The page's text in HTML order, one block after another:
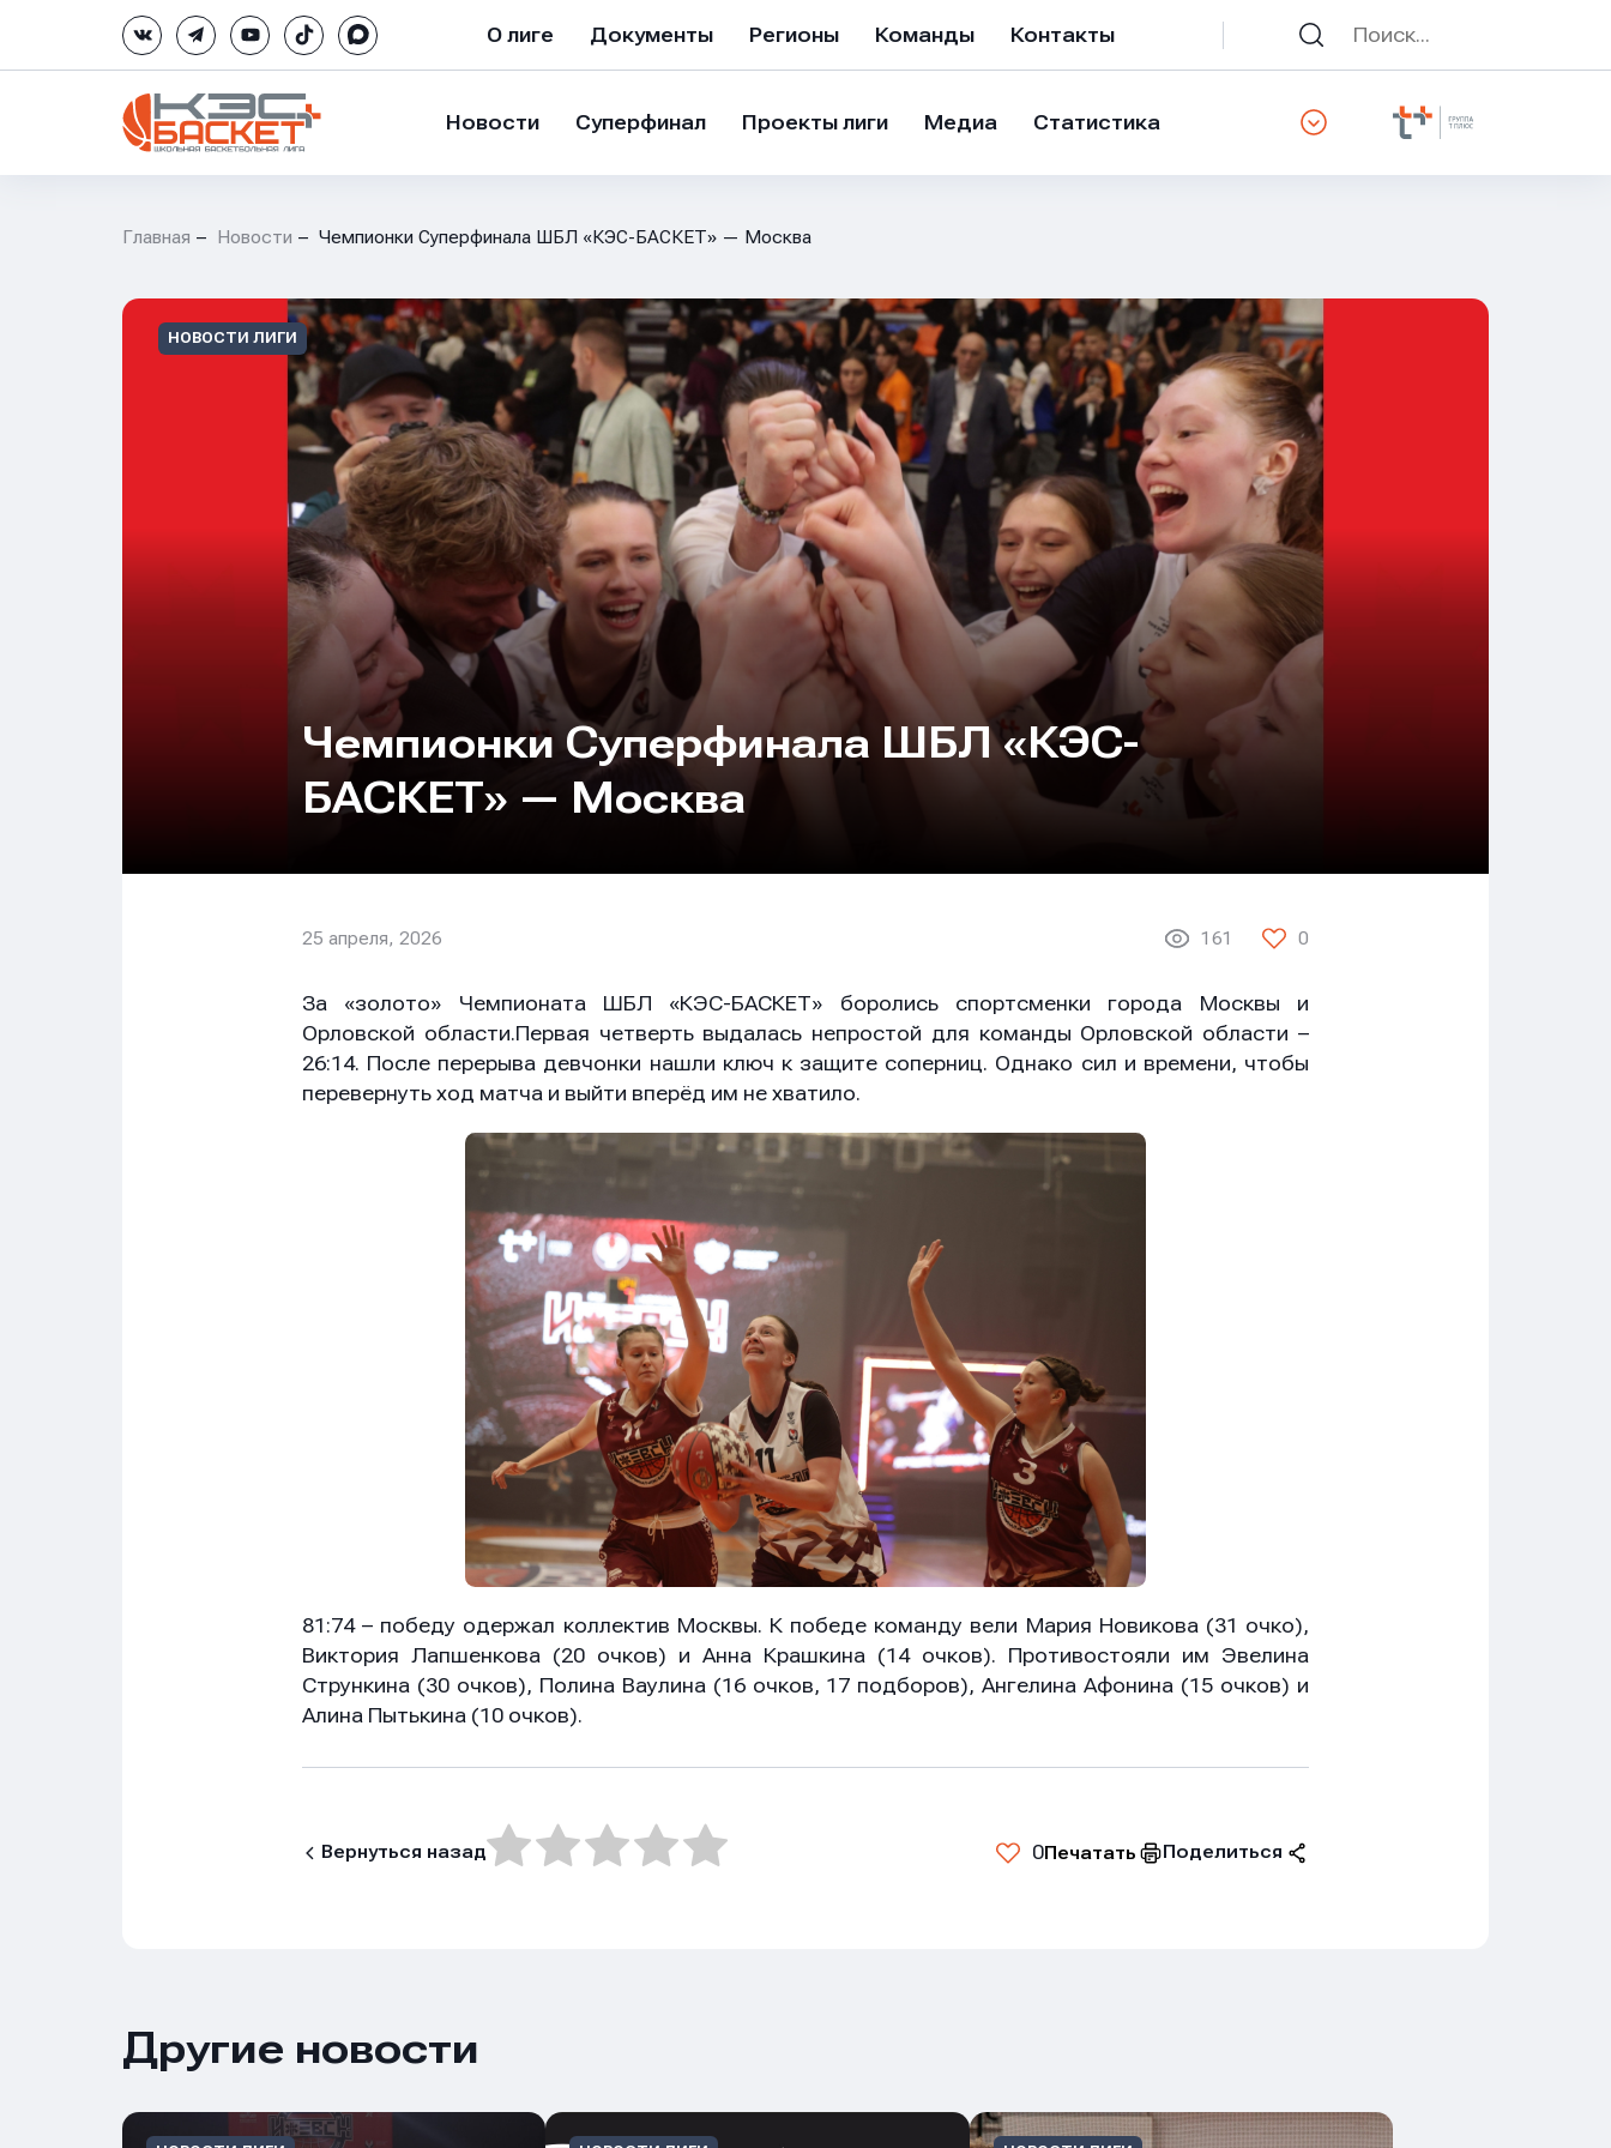
О лиге Документы Регионы Команды Контакты
Новости Суперфинал Проекты лиги Медиа Статистика
Главная Новости Чемпионки Суперфинала ШБЛ «КЭС-БАСКЕТ» — Москва
НОВОСТИ ЛИГИ
Чемпионки Суперфинала ШБЛ «КЭС-
БАСКЕТ» — Москва
25 апреля, 2026 161 0
За «золото» Чемпионата ШБЛ «КЭС-БАСКЕТ» боролись спортсменки города Москвы и
Орловской области.Первая четверть выдалась непростой для команды Орловской области –
26:14. После перерыва девчонки нашли ключ к защите соперниц. Однако сил и времени, чтобы
перевернуть ход матча и выйти вперёд им не хватило.
81:74 – победу одержал коллектив Москвы. К победе команду вели Мария Новикова (31 очко),
Виктория Лапшенкова (20 очков) и Анна Крашкина (14 очков). Противостояли им Эвелина
Стрункина (30 очков), Полина Ваулина (16 очков, 17 подборов), Ангелина Афонина (15 очков) и
Алина Пытькина (10 очков).
Вернуться назад 0Печатать Поделиться
Другие новости
Имя
Имя
Имя